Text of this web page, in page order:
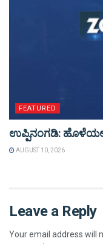
FEATURED
ಉಪ್ಪಿನಂಗಡಿ: ಹೊಳೆಯಲ್ಲಿ
AUGUST 10, 2026
Leave a Reply
Your email address will